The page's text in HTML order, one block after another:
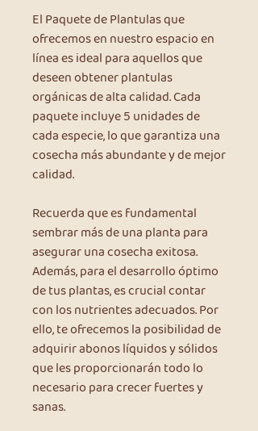
El Paquete de Plantulas que
ofrecemos en nuestro espacio en
línea es ideal para aquellos que
deseen obtener plantulas
orgánicas de alta calidad. Cada
paquete incluye 5 unidades de
cada especie, lo que garantiza una
cosecha más abundante y de mejor
calidad.
Recuerda que es fundamental
sembrar más de una planta para
asegurar una cosecha exitosa.
Además, para el desarrollo óptimo
de tus plantas, es crucial contar
con los nutrientes adecuados. Por
ello, te ofrecemos la posibilidad de
adquirir abonos líquidos y sólidos
que les proporcionarán todo lo
necesario para crecer fuertes y
sanas.